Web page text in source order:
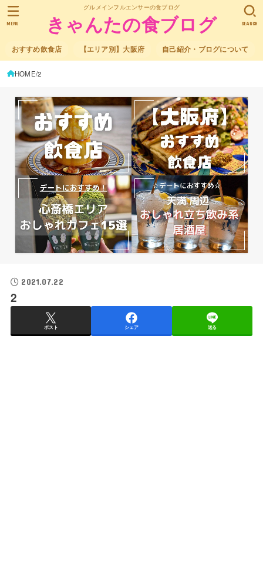
グルメインフルエンサーの食ブログ
きゃんたの食ブログ
おすすめ飲食店 【エリア別】大阪府 自己紹介・ブログについて
SEARCH
MENU
HOME 2
2021.07.22
2
ポスト シェア 送る